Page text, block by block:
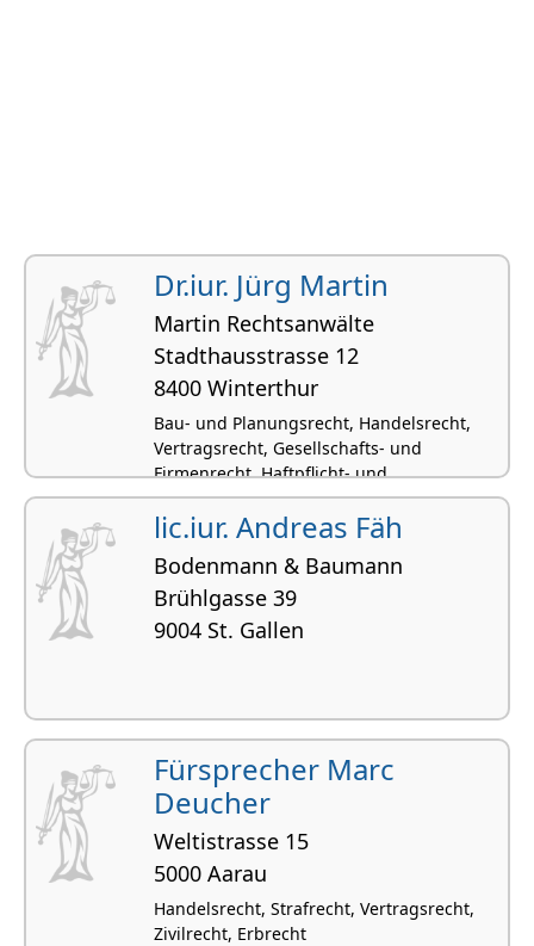
Dr.iur. Jürg Martin
Martin Rechtsanwälte
Stadthausstrasse 12
8400 Winterthur
Bau- und Planungsrecht, Handelsrecht,
Vertragsrecht, Gesellschafts- und
Firmenrecht, Haftpflicht- und
Versicherungsrecht
lic.iur. Andreas Fäh
Bodenmann & Baumann
Brühlgasse 39
9004 St. Gallen
Fürsprecher Marc
Deucher
Weltistrasse 15
5000 Aarau
Handelsrecht, Strafrecht, Vertragsrecht,
Zivilrecht, Erbrecht